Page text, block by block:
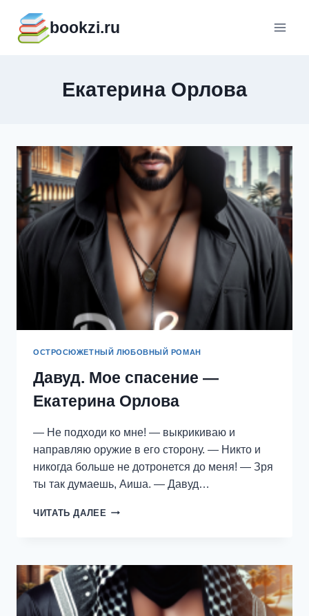
содержимому
bookzi.ru
Екатерина Орлова
ОСТРОСЮЖЕТНЫЙ ЛЮБОВНЫЙ РОМАН
Давуд. Мое спасение —
Екатерина Орлова
— Не подходи ко мне! — выкрикиваю и
направляю оружие в его сторону. — Никто и
никогда больше не дотронется до меня! — Зря
ты так думаешь, Аиша. — Давуд…
ЧИТАТЬ ДАЛЕЕ ДАВУД.
ЕКАТЕРИНА
ОРЛОВА